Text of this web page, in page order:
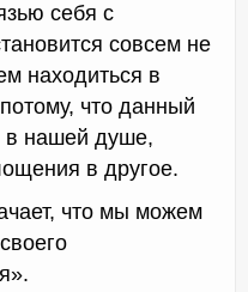
себя с
совсем не
находиться в
что данный
в нашей душе,
в другое.
что мы можем